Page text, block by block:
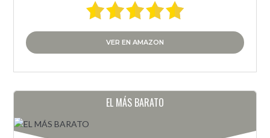
VER EN AMAZON
EL MÁS BARATO